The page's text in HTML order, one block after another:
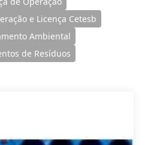
e Licença Cetesb
Ambiental
de Resíduos